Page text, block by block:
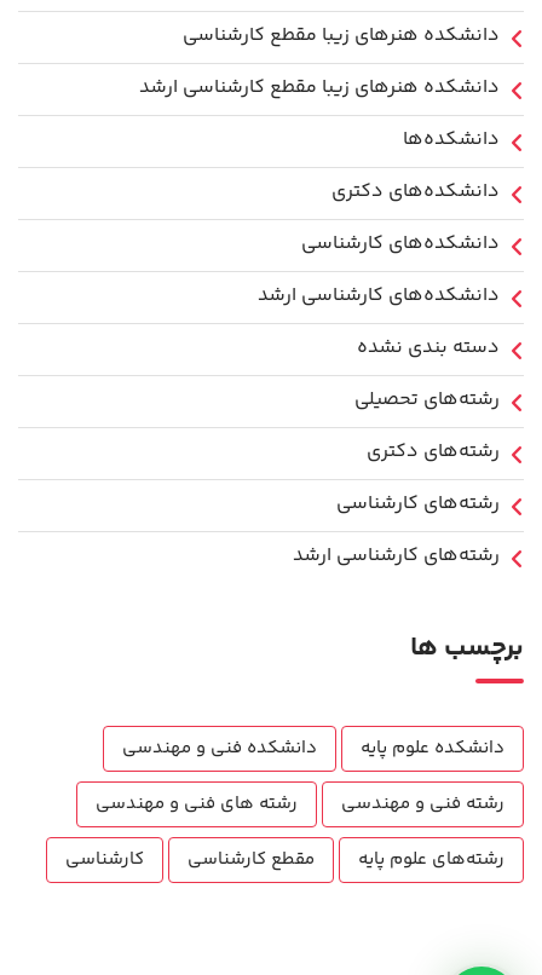
دانشکده هنرهای زیبا مقطع کارشناسی
دانشکده هنرهای زیبا مقطع کارشناسی ارشد
دانشکده‌ها
دانشکده‌های دکتری
دانشکده‌های کارشناسی
دانشکده‌های کارشناسی ارشد
دسته بندی نشده
رشته‌های تحصیلی
رشته‌های دکتری
رشته‌های کارشناسی
رشته‌های کارشناسی ارشد
برچسب ها
دانشکده علوم پایه
دانشکده فنی و مهندسی
رشته فنی و مهندسی
رشته های فنی و مهندسی
رشته‌های علوم پایه
مقطع کارشناسی کارشناسی